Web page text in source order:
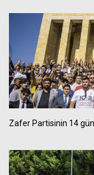
Zafer Partisinin 14